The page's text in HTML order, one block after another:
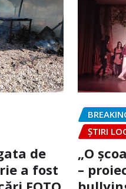
de
a fost
ȘTIRI
„O
–